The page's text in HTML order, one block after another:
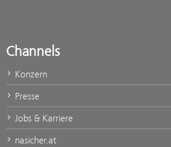
Channels
Konzern
Presse
Jobs & Karriere
nasicher.at